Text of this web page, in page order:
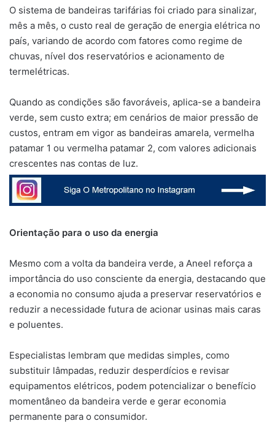
O sistema de bandeiras tarifárias foi criado para sinalizar,
mês a mês, o custo real de geração de energia elétrica no
país, variando de acordo com fatores como regime de
chuvas, nível dos reservatórios e acionamento de
termelétricas.
Quando as condições são favoráveis, aplica-se a bandeira
verde, sem custo extra; em cenários de maior pressão de
custos, entram em vigor as bandeiras amarela, vermelha
patamar 1 ou vermelha patamar 2, com valores adicionais
crescentes nas contas de luz.
Orientação para o uso da energia
Mesmo com a volta da bandeira verde, a Aneel reforça a
importância do uso consciente da energia, destacando que
a economia no consumo ajuda a preservar reservatórios e
reduzir a necessidade futura de acionar usinas mais caras
e poluentes.
Especialistas lembram que medidas simples, como
substituir lâmpadas, reduzir desperdícios e revisar
equipamentos elétricos, podem potencializar o benefício
momentâneo da bandeira verde e gerar economia
permanente para o consumidor.